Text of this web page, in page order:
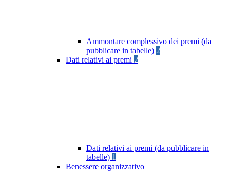
Ammontare complessivo dei premi (da
pubblicare in tabelle) 2
Dati relativi ai premi 2
Dati relativi ai premi (da pubblicare in
tabelle) 1
Benessere organizzativo